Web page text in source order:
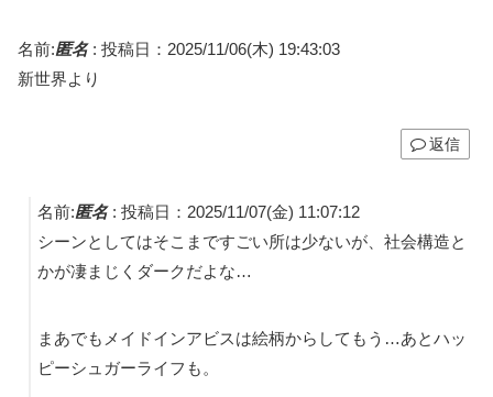
名前:匿名: 投稿日：2025/11/06(木) 19:43:03
新世界より
返信
名前:匿名: 投稿日：2025/11/07(金) 11:07:12
シーンとしてはそこまですごい所は少ないが、社会構造と
かが凄まじくダークだよな…
まあでもメイドインアビスは絵柄からしてもう…あとハッ
ピーシュガーライフも。